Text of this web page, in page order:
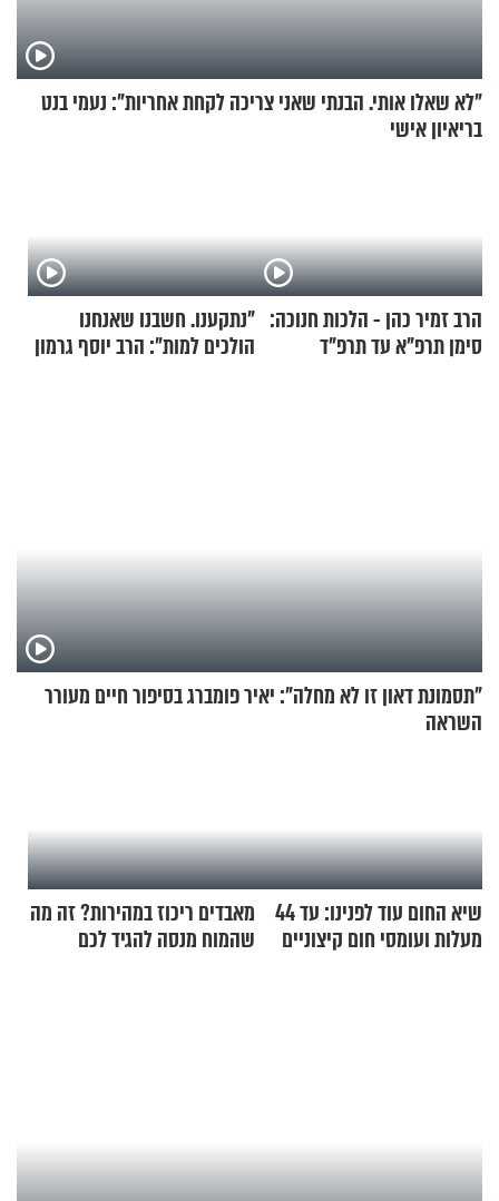
"לא שאלו אותי. הבנתי שאני צריכה לקחת אחריות": נעמי בנט
בריאיון אישי
הרב זמיר כהן - הלכות חנוכה:
סימן תרפ"א עד תרפ"ד
"נתקענו. חשבנו שאנחנו
הולכים למות": הרב יוסף גרמון
"תסמונת דאון זו לא מחלה": יאיר פומברג בסיפור חיים מעורר
השראה
שיא החום עוד לפנינו: עד 44
מעלות ועומסי חום קיצוניים
מאבדים ריכוז במהירות? זה מה
שהמוח מנסה להגיד לכם